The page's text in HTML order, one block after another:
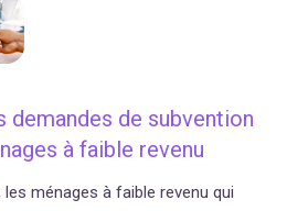
demandes de subvention
à faible revenu
les ménages à faible revenu qui